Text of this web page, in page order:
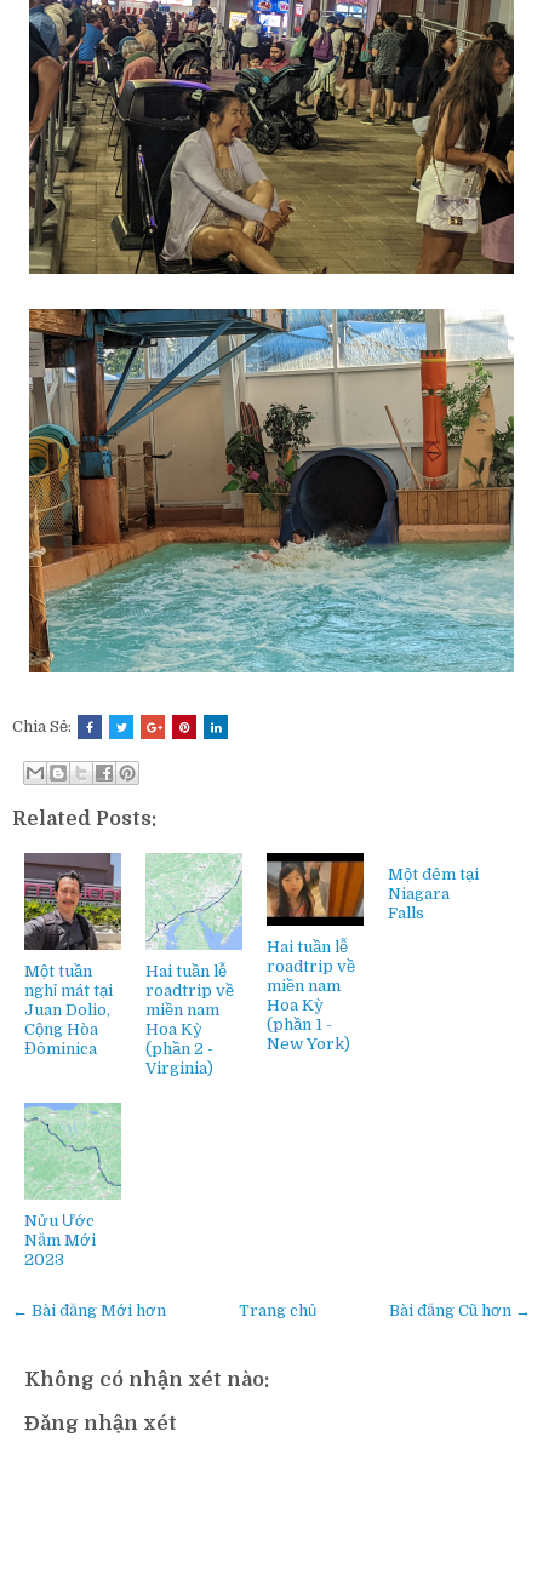
Chia Sẻ:
Related Posts:
Một tuần
nghỉ mát tại
Juan Dolio,
Cộng Hòa
Đôminica
Hai tuần lễ
roadtrip về
miền nam
Hoa Kỳ
(phần 2 -
Virginia)
Hai tuần lễ
roadtrip về
miền nam
Hoa Kỳ
(phần 1 -
New York)
Một đêm tại
Niagara
Falls
Nửu Ước
Năm Mới
2023
← Bài đăng Mới hơn Bài đăng Cũ hơn →
Trang chủ
Không có nhận xét nào:
Đăng nhận xét